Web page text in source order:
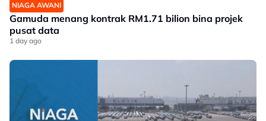
NIAGA AWANI
Gamuda menang kontrak RM1.71 bilion bina projek
pusat data
1 day ago